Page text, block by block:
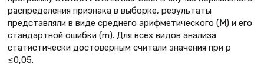
распределения признака в выборке, результаты
представляли в виде среднего арифметического (М) и его
стандартной ошибки (m). Для всех видов анализа
статистически достоверным считали значения при р
≤0,05.